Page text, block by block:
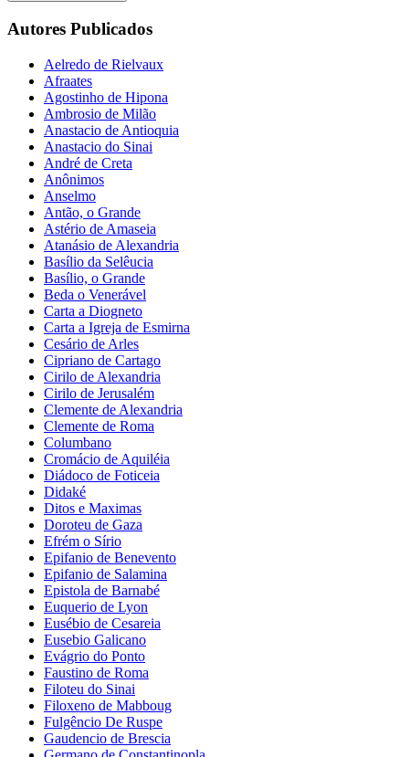
Autores Publicados
Aelredo de Rielvaux
Afraates
Agostinho de Hipona
Ambrosio de Milão
Anastacio de Antioquia
Anastacio do Sinai
André de Creta
Anônimos
Anselmo
Antão, o Grande
Astério de Amaseia
Atanásio de Alexandria
Basílio da Selêucia
Basílio, o Grande
Beda o Venerável
Carta a Diogneto
Carta a Igreja de Esmirna
Cesário de Arles
Cipriano de Cartago
Cirilo de Alexandria
Cirilo de Jerusalém
Clemente de Alexandria
Clemente de Roma
Columbano
Cromácio de Aquiléia
Diádoco de Foticeia
Didaké
Ditos e Maximas
Doroteu de Gaza
Efrém o Sírio
Epifanio de Benevento
Epifanio de Salamina
Epistola de Barnabé
Euquerio de Lyon
Eusébio de Cesareia
Eusebio Galicano
Evágrio do Ponto
Faustino de Roma
Filoteu do Sinai
Filoxeno de Mabboug
Fulgêncio De Ruspe
Gaudencio de Brescia